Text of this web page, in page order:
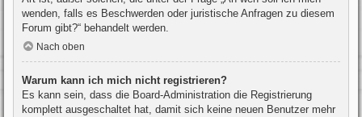
wenden, falls es Beschwerden oder juristische Anfragen zu diesem
Forum gibt?“ behandelt werden.
Nach oben
Warum kann ich mich nicht registrieren?
Es kann sein, dass die Board-Administration die Registrierung
komplett ausgeschaltet hat, damit sich keine neuen Benutzer mehr